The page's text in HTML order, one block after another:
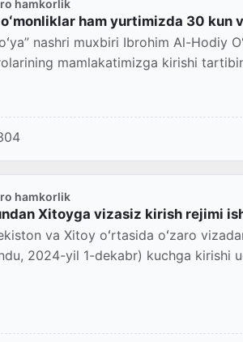
hamkorlik
oʻmonliklar ham yurtimizda 30 kun
nashri muxbiri Ibrohim Al-Hodiy
mamlakatimizga kirishi
hamkorlik
Xitoyga vizasiz kirish rejimi
va Xitoy oʻrtasida oʻzaro
2024-yil 1-dekabr) kuchga kirishi